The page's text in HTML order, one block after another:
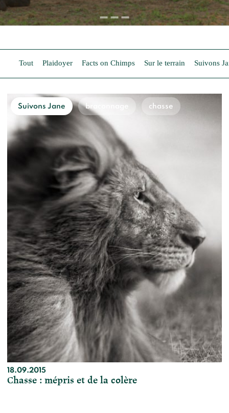
Tout Plaidoyer Facts on Chimps Sur le terrain Suivons
Suivons Jane braconnage chasse
18.09.2015
Chasse : mépris et de la colère